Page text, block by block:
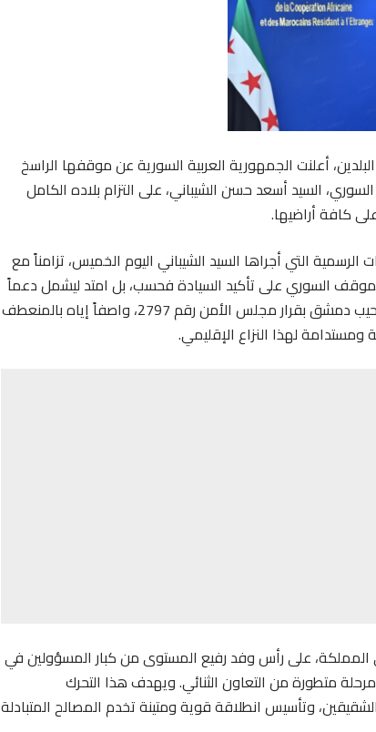
أعلنت الجمهورية العربية السورية عن موقفها الراسخ
السيد أسعد حسن الشيباني، على التزام بلاده الكامل
كافة أراضيها.
التي أجراها السيد الشيباني اليوم الخميس، تزامناً مع
السوري على تأكيد السيادة فحسب، بل امتد ليشمل دعماً
سياسياً واضحاً للمسار الأممي، حيث أعرب الوزير السوري عن ترحيب دمشق بقرار مجلس الأمن رقم 2797، واصفاً إياه بالمنعطف
لهذا النزاع الإقليمي.
المملكة، على رأس وفد رفيع المستوى من كبار المسؤولين في
متطورة من التعاون الثنائي. ويهدف هذا التحرك
وتأسيس انطلاقة قوية ومتينة تخدم المصالح المتبادلة